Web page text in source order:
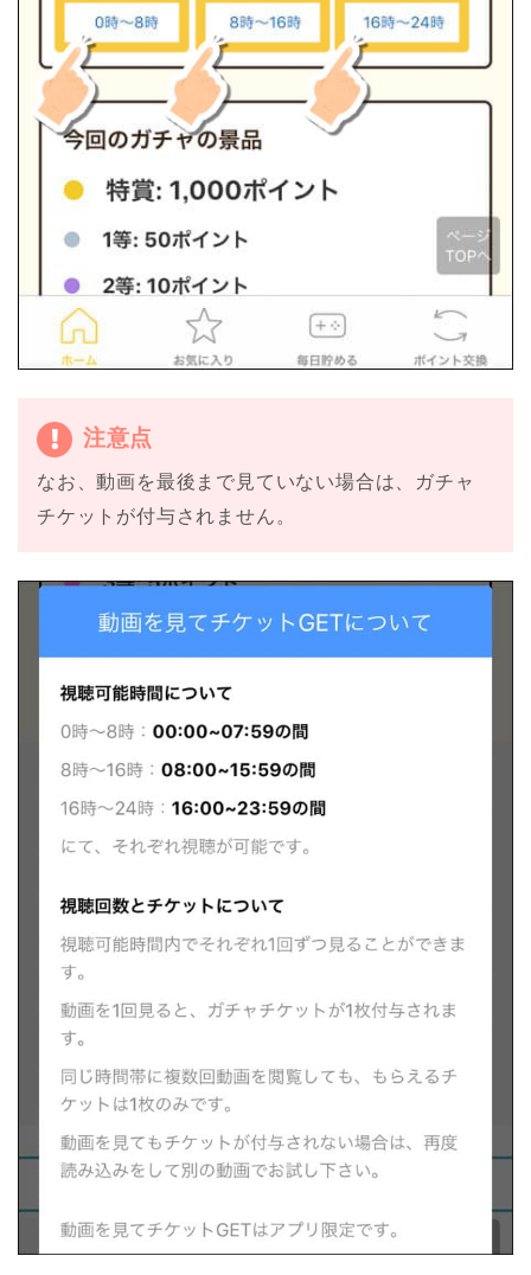
注意点
なお、動画を最後まで見ていない場合は、ガチャ
チケットが付与されません。